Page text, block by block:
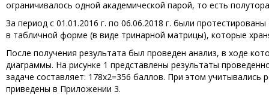
ограничивалось одной академической парой, то есть
За период с 01.01.2016 г. по 06.06.2018 г. были
в табличной форме (в виде тринарной матрицы), которые
После получения результата был проведен анализ, в ходе
диаграммы. На рисунке 1 представлены результаты
задаче составляет: 178x2=356 баллов. При этом
приведены в Приложении 3.